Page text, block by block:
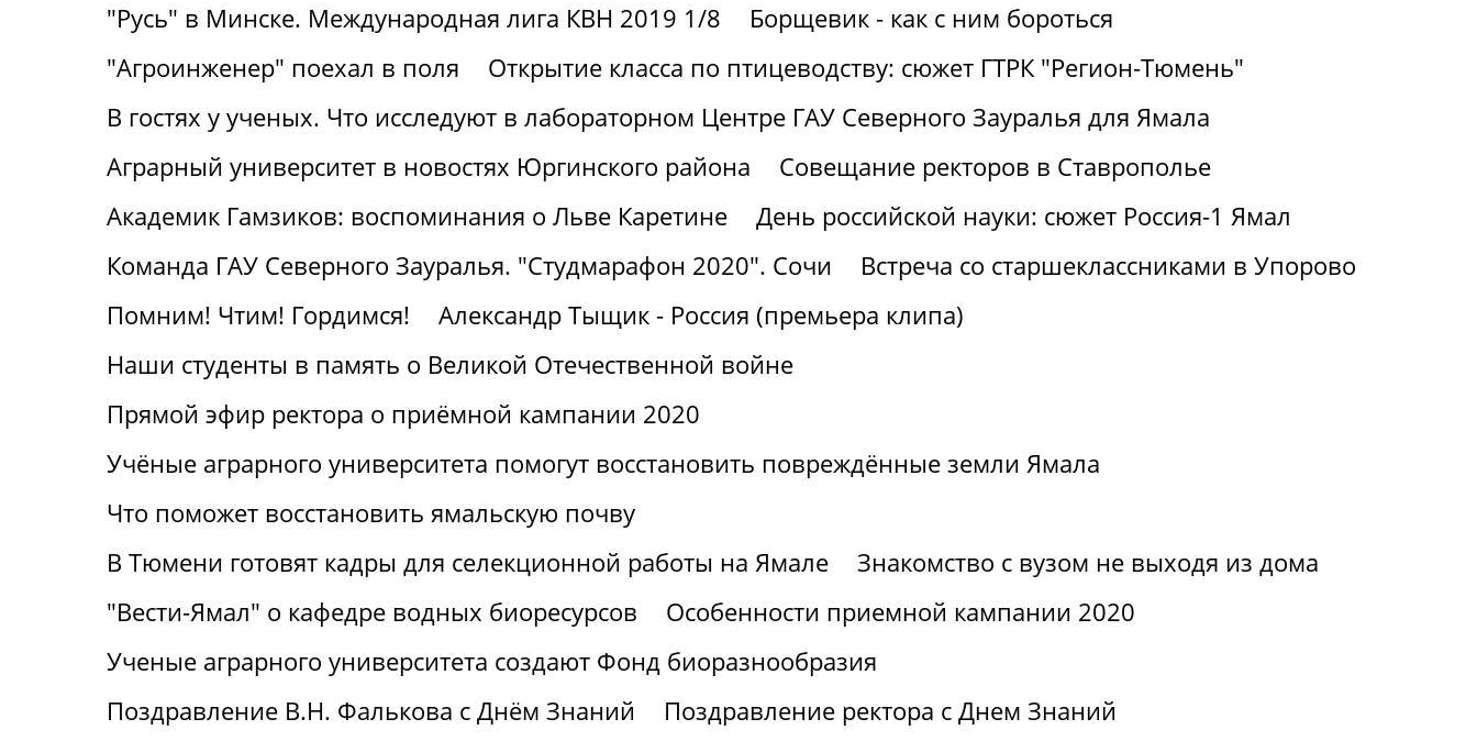
"Русь" в Минске. Международная лига КВН 2019 1/8
Борщевик - как с ним бороться
"Агроинженер" поехал в поля
Открытие класса по птицеводству: сюжет ГТРК "Регион-Тюмень"
В гостях у ученых. Что исследуют в лабораторном Центре ГАУ Северного Зауралья для Ямала
Аграрный университет в новостях Юргинского района
Совещание ректоров в Ставрополье
Академик Гамзиков: воспоминания о Льве Каретине
День российской науки: сюжет Россия-1 Ямал
Команда ГАУ Северного Зауралья. "Студмарафон 2020". Сочи
Встреча со старшеклассниками в Упорово
Помним! Чтим! Гордимся!
Александр Тыщик - Россия (премьера клипа)
Наши студенты в память о Великой Отечественной войне
Прямой эфир ректора о приёмной кампании 2020
Учёные аграрного университета помогут восстановить повреждённые земли Ямала
Что поможет восстановить ямальскую почву
В Тюмени готовят кадры для селекционной работы на Ямале
Знакомство с вузом не выходя из дома
"Вести-Ямал" о кафедре водных биоресурсов
Особенности приемной кампании 2020
Ученые аграрного университета создают Фонд биоразнообразия
Поздравление В.Н. Фалькова с Днём Знаний
Поздравление ректора с Днем Знаний